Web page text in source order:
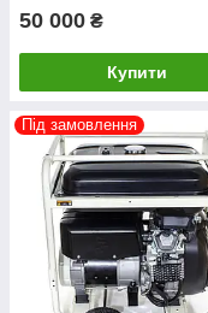
50 000 ₴
Купити
Під замовлення